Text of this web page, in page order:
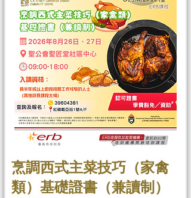
烹調西式主菜技巧（家禽
類）基礎證書（兼讀制）